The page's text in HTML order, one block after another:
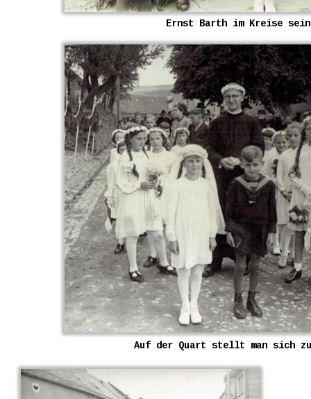
Ernst Barth im Kreise
Auf der Quart stellt man sich